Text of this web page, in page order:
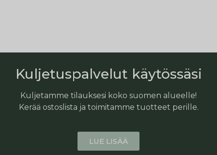
Kuljetuspalvelut käytössäsi
Kuljetamme tilauksesi koko suomen alueelle!
Kerää ostoslista ja toimitamme tuotteet perille.
LUE LISÄÄ